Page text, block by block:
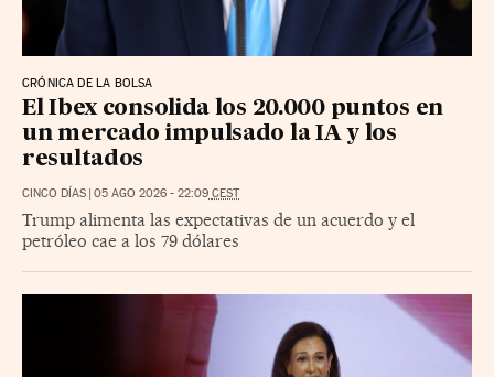
CRÓNICA DE LA BOLSA
El Ibex consolida los 20.000 puntos en
un mercado impulsado la IA y los
resultados
CINCO DÍAS | 05 AGO 2026 - 22:09 CEST
Trump alimenta las expectativas de un acuerdo y el
petróleo cae a los 79 dólares